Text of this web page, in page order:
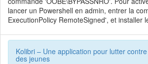
lancer un Powershell en admin, entrer la
ExecutionPolicy RemoteSigned', et installer
Kolibri – Une application pour lutter
des jeunes